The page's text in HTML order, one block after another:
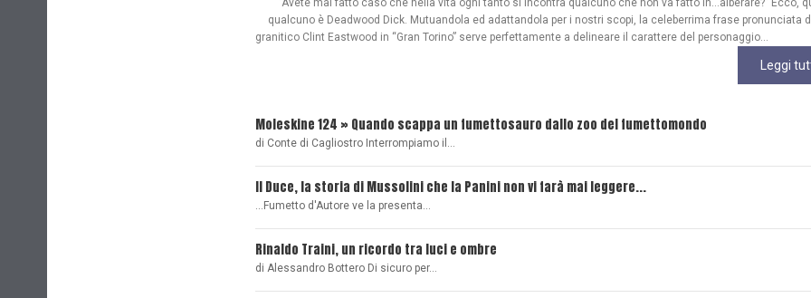
"Avete mai fatto caso che nella vita ogni tanto si incontra qualcuno che non va fatto in…alberare?” Ecco,
qualcuno è Deadwood Dick. Mutuandola ed adattandola per i nostri scopi, la celeberrima frase pronunciata
granitico Clint Eastwood in “Gran Torino” serve perfettamente a delineare il carattere del personaggio...
Leggi
Moleskine 124 » Quando scappa un fumettosauro dallo zoo del fumettomondo
di Conte di Cagliostro Interrompiamo il…
Il Duce, la storia di Mussolini che la Panini non vi farà mai leggere...
...Fumetto d'Autore ve la presenta…
Rinaldo Traini, un ricordo tra luci e ombre
di Alessandro Bottero Di sicuro per…